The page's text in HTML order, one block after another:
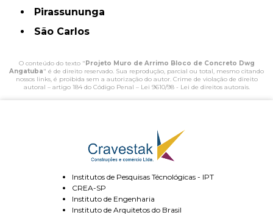
Pirassununga
São Carlos
O conteúdo do texto "Projeto Muro de Arrimo Bloco de Concreto Dwg
Angatuba" é de direito reservado. Sua reprodução, parcial ou total, mesmo citando
nossos links, é proibida sem a autorização do autor. Crime de violação de direito
autoral – artigo 184 do Código Penal – Lei 9610/98 - Lei de direitos autorais.
Institutos de Pesquisas Técnológicas - IPT
CREA-SP
Instituto de Engenharia
Instituto de Arquitetos do Brasil